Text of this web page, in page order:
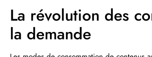
La révolution des
la demande